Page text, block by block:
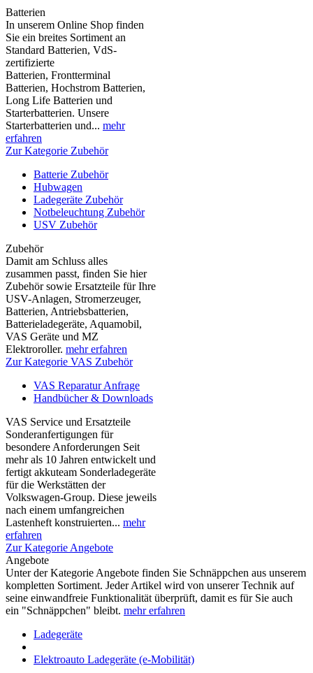
Batterien
In unserem Online Shop finden
Sie ein breites Sortiment an
Standard Batterien, VdS-
zertifizierte
Batterien, Frontterminal
Batterien, Hochstrom Batterien,
Long Life Batterien und
Starterbatterien. Unsere
Starterbatterien und... mehr
erfahren
Zur Kategorie Zubehör
Batterie Zubehör
Hubwagen
Ladegeräte Zubehör
Notbeleuchtung Zubehör
USV Zubehör
Zubehör
Damit am Schluss alles
zusammen passt, finden Sie hier
Zubehör sowie Ersatzteile für Ihre
USV-Anlagen, Stromerzeuger,
Batterien, Antriebsbatterien,
Batterieladegeräte, Aquamobil,
VAS Geräte und MZ
Elektroroller. mehr erfahren
Zur Kategorie VAS Zubehör
VAS Reparatur Anfrage
Handbücher & Downloads
VAS Service und Ersatzteile
Sonderanfertigungen für
besondere Anforderungen Seit
mehr als 10 Jahren entwickelt und
fertigt akkuteam Sonderladegeräte
für die Werkstätten der
Volkswagen-Group. Diese jeweils
nach einem umfangreichen
Lastenheft konstruierten... mehr
erfahren
Zur Kategorie Angebote
Angebote
Unter der Kategorie Angebote finden Sie Schnäppchen aus unserem
kompletten Sortiment. Jeder Artikel wird von unserer Technik auf
seine einwandfreie Funktionalität überprüft, damit es für Sie auch
ein "Schnäppchen" bleibt. mehr erfahren
Ladegeräte
Elektroauto Ladegeräte (e-Mobilität)